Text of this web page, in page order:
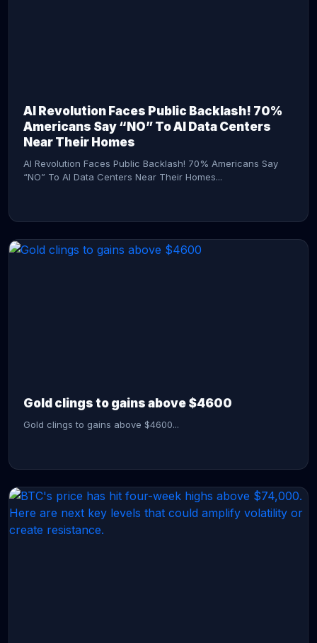
AI Revolution Faces Public Backlash! 70%
Americans Say “NO” To AI Data Centers
Near Their Homes
AI Revolution Faces Public Backlash! 70% Americans Say
“NO” To AI Data Centers Near Their Homes...
Gold clings to gains above $4600
Gold clings to gains above $4600...